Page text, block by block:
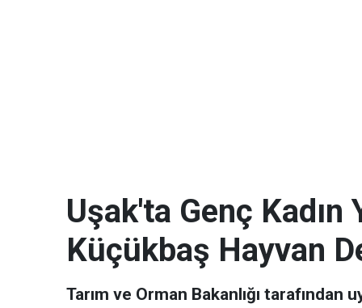
Uşak'ta Genç
Küçükbaş Hayvan
Tarım ve Orman Bakanlığı tarafından